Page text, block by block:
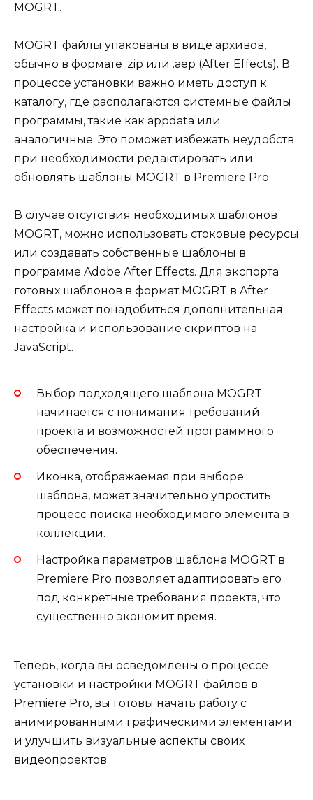
MOGRT.
MOGRT файлы упакованы в виде архивов,
обычно в формате .zip или .aep (After Effects). В
процессе установки важно иметь доступ к
каталогу, где располагаются системные файлы
программы, такие как appdata или
аналогичные. Это поможет избежать неудобств
при необходимости редактировать или
обновлять шаблоны MOGRT в Premiere Pro.
В случае отсутствия необходимых шаблонов
MOGRT, можно использовать стоковые ресурсы
или создавать собственные шаблоны в
программе Adobe After Effects. Для экспорта
готовых шаблонов в формат MOGRT в After
Effects может понадобиться дополнительная
настройка и использование скриптов на
JavaScript.
Выбор подходящего шаблона MOGRT
начинается с понимания требований
проекта и возможностей программного
обеспечения.
Иконка, отображаемая при выборе
шаблона, может значительно упростить
процесс поиска необходимого элемента в
коллекции.
Настройка параметров шаблона MOGRT в
Premiere Pro позволяет адаптировать его
под конкретные требования проекта, что
существенно экономит время.
Теперь, когда вы осведомлены о процессе
установки и настройки MOGRT файлов в
Premiere Pro, вы готовы начать работу с
анимированными графическими элементами
и улучшить визуальные аспекты своих
видеопроектов.